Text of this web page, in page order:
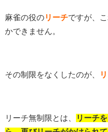
麻雀の役のリーチですが、
かできません。
その制限をなくしたのが、
リーチ無制限とは、
リーチ